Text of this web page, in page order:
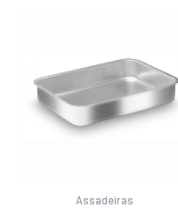
Assadeiras